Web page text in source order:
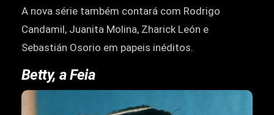
A nova série também contará com Rodrigo
Candamil, Juanita Molina, Zharick León e
Sebastián Osorio em papeis inéditos.
Betty, a Feia